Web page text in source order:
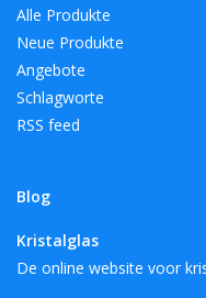
Alle Produkte
Neue Produkte
Angebote
Schlagworte
RSS feed
Blog
Kristalglas
De online website voor